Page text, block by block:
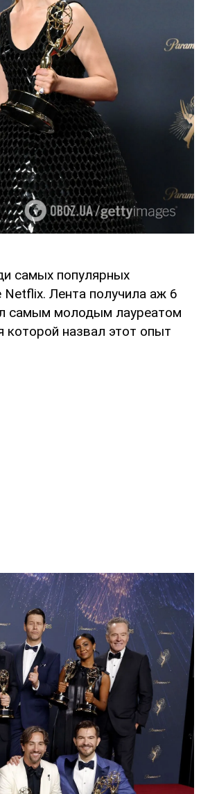
самых популярных
Лента получила аж 6
самым молодым лауреатом
которой назвал этот опыт